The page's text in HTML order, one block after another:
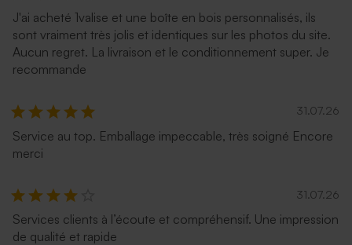
J'ai acheté 1valise et une boîte en bois personnalisés, ils
sont vraiment très jolis et identiques sur les photos du site.
Aucun regret. La livraison et le conditionnement super. Je
recommande
31.07.26
Service au top. Emballage impeccable, très soigné Encore
merci
31.07.26
Services clients à l’écoute et compréhensif. Une impression
de qualité et rapide